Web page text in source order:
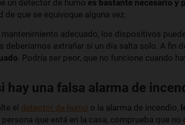
un detector de humo es bastante necesario y
de que se equivoque alguna vez.
mantenimiento adecuado, los dispositivos
deberíamos extrañar si un día salta solo. A fin
. Podría ser peor, que no funcione cuando
hay una falsa alarma de
el detector de humo o la alarma de incendio,
persona que está en la casa, comprueba que